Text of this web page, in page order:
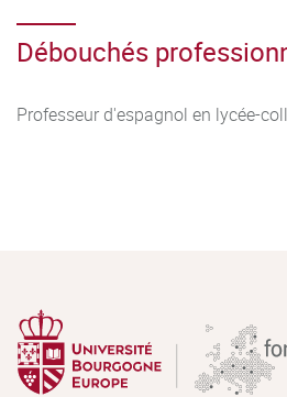
Débouchés
Professeur d'espagnol en lycée-